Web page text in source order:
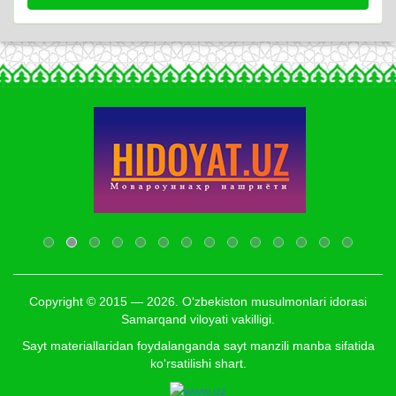
Copyright © 2015 — 2026. O‘zbekiston musulmonlari idorasi
Samarqand viloyati vakilligi.
Sayt materiallaridan foydalanganda sayt manzili manba sifatida
ko‘rsatilishi shart.